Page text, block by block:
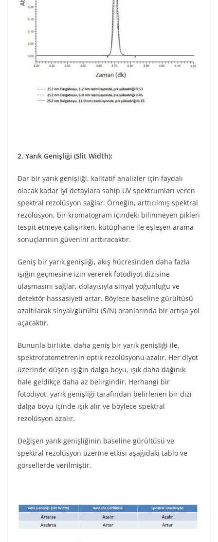
2. Yarık Genişliği (Slit Width):
Dar bir yarık genişliği, kalitatif analizler için faydalı
olacak kadar iyi detaylara sahip UV spektrumları veren
spektral rezolüsyon sağlar. Örneğin, arttırılmış spektral
rezolüsyon, bir kromatogram içindeki bilinmeyen pikleri
tespit etmeye çalışırken, kütüphane ile eşleşen arama
sonuçlarının güvenini arttıracaktır.
Geniş bir yarık genişliği, akış hücresinden daha fazla
ışığın geçmesine izin vererek fotodiyot dizisine
ulaşmasını sağlar, dolayısıyla sinyal yoğunluğu ve
detektör hassasiyeti artar. Böylece baseline gürültüsü
azaltılarak sinyal/gürültü (S/N) oranlarında bir artışa yol
açacaktır.
Bununla birlikte, daha geniş bir yarık genişliği ile,
spektrofotometrenin optik rezolüsyonu azalır. Her diyot
üzerinde düşen ışığın dalga boyu, ışık daha dağınık
hale geldikçe daha az belirgindir. Herhangi bir
fotodiyot, yarık genişliği tarafından belirlenen bir dizi
dalga boyu içinde ışık alır ve böylece spektral
rezolüsyon azalır.
Değişen yarık genişliğinin baseline gürültüsü ve
spektral rezolüsyon üzerine etkisi aşağıdaki tablo ve
görsellerde verilmiştir.